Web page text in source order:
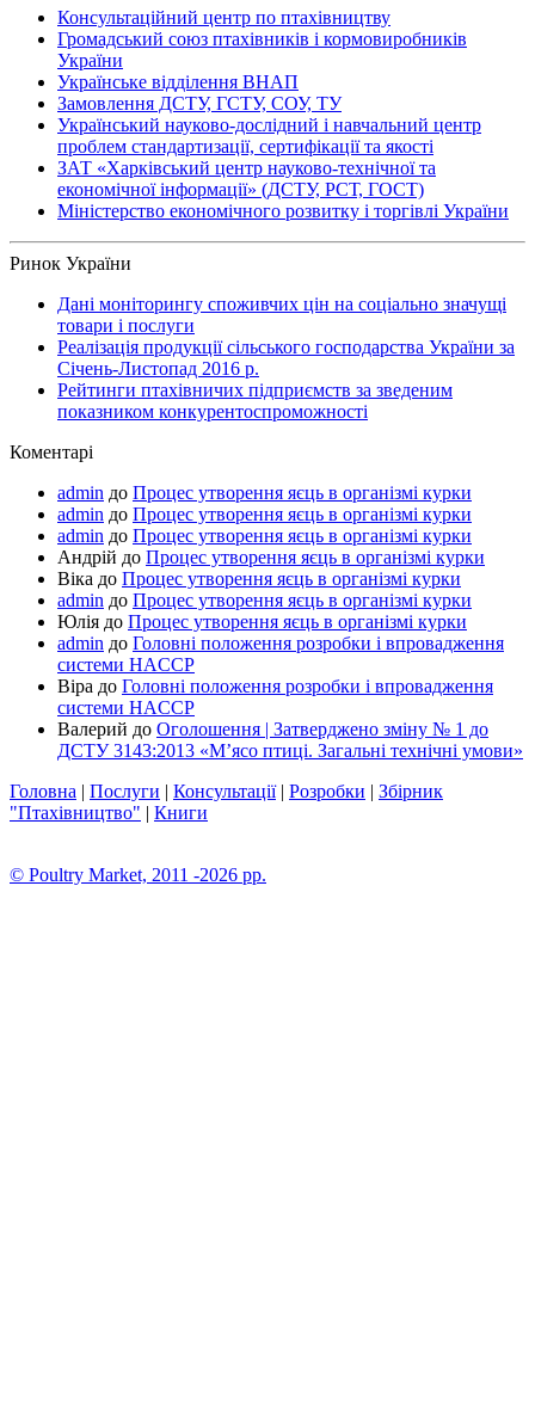
Консультаційний центр по птахівництву
Громадський союз птахівників і кормовиробників
України
Українське відділення ВНАП
Замовлення ДСТУ, ГСТУ, СОУ, ТУ
Український науково-дослідний і навчальний центр
проблем стандартизації, сертифікації та якості
ЗАТ «Харківський центр науково-технічної та
економічної інформації» (ДСТУ, РСТ, ГОСТ)
Міністерство економічного розвитку і торгівлі України
Ринок України
Дані моніторингу споживчих цін на соціально значущі
товари і послуги
Реалізація продукції сільського господарства України за
Січень-Листопад 2016 р.
Рейтинги птахівничих підприємств за зведеним
показником конкурентоспроможності
Коментарі
admin до Процес утворення яєць в організмі курки
admin до Процес утворення яєць в організмі курки
admin до Процес утворення яєць в організмі курки
Андрій до Процес утворення яєць в організмі курки
Віка до Процес утворення яєць в організмі курки
admin до Процес утворення яєць в організмі курки
Юлія до Процес утворення яєць в організмі курки
admin до Головні положення розробки і впровадження
системи HACCP
Віра до Головні положення розробки і впровадження
системи HACCP
Валерий до Оголошення | Затверджено зміну № 1 до
ДСТУ 3143:2013 «М’ясо птиці. Загальні технічні умови»
Головна | Послуги | Консультації| Розробки | Збірник
"Птахівництво" | Книги
© Poultry Market, 2011 -2026 pp.